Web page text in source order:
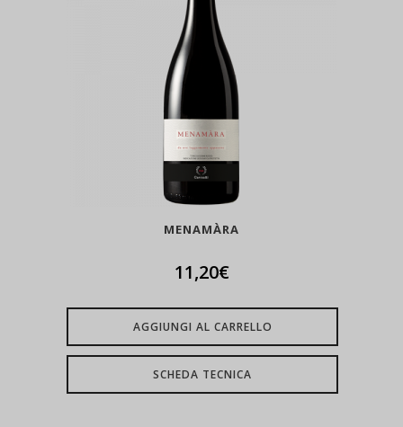
MENAMÀRA
11,20€
AGGIUNGI AL CARRELLO
SCHEDA TECNICA